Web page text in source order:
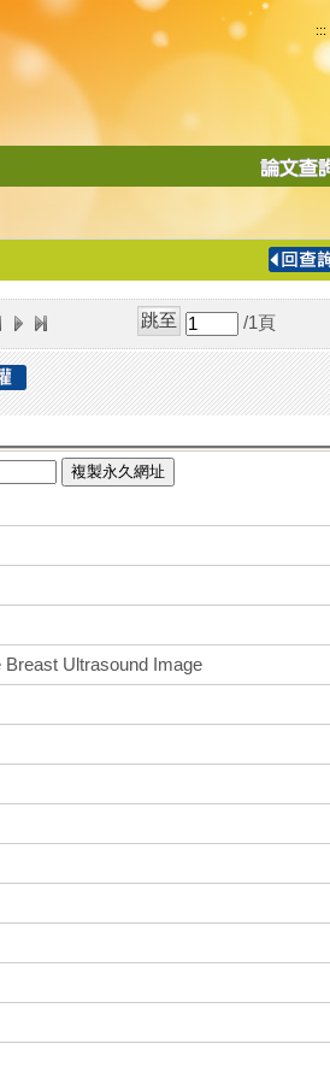
:::
導
/1 頁
複製永久網址
Ultrasound Image